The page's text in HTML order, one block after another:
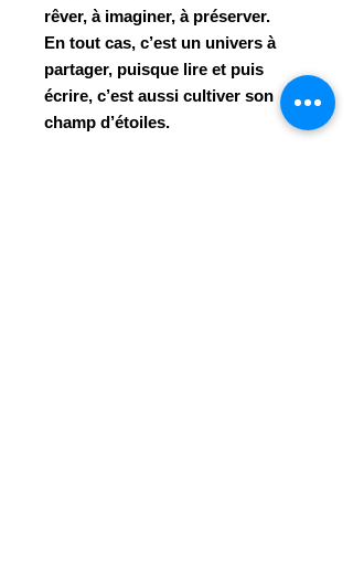
rêver, à imaginer, à préserver.
En tout cas, c’est un univers à
partager, puisque lire et puis
écrire, c’est aussi cultiver son
champ d’étoiles.